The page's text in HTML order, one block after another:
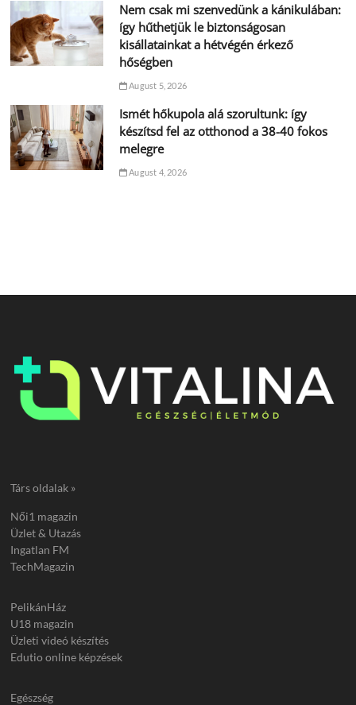
Nem csak mi szenvedünk a kánikulában:
így hűthetjük le biztonságosan
kisállatainkat a hétvégén érkező
hőségben
August 5, 2026
Ismét hőkupola alá szorultunk: így
készítsd fel az otthonod a 38-40 fokos
melegre
August 4, 2026
Társ oldalak »
Női1 magazin
Üzlet & Utazás
Ingatlan FM
TechMagazin
PelikánHáz
U18 magazin
Üzleti videó készítés
Edutio online képzések
Egészség